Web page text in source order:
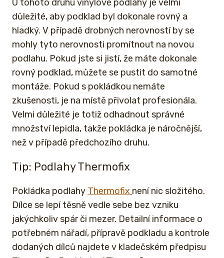
U tohoto druhu vinylové podlahy je velmi
důležité, aby podklad byl dokonale rovný a
hladký. V případě drobných nerovností by se
mohly tyto nerovnosti promítnout na novou
podlahu. Pokud jste si jistí, že máte dokonale
rovný podklad, můžete se pustit do samotné
montáže. Pokud s pokládkou nemáte
zkušenosti, je na místě přivolat profesionála.
Velmi důležité je totiž odhadnout správné
množství lepidla, takže pokládka je náročnější,
než v případě předchozího druhu.
Tip: Podlahy Thermofix
Pokládka podlahy Thermofix není nic složitého.
Dílce se lepí těsně vedle sebe bez vzniku
jakýchkoliv spár či mezer. Detailní informace o
potřebném nářadí, přípravě podkladu a kontrole
dodaných dílců najdete v kladečském předpisu